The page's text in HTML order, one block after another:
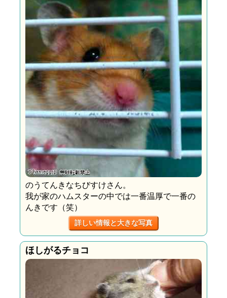
のうてんきなちびすけさん。
我が家のハムスターの中では一番温厚で一番の
んきです（笑）
詳しい情報と大きな写真
ほしがるチョコ